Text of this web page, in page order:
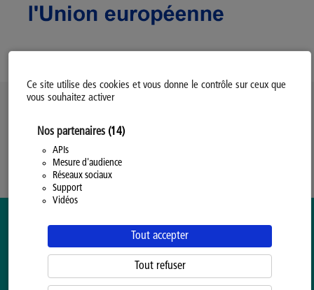
Ce site utilise des cookies et vous donne le contrôle sur ceux que
vous souhaitez activer
Nos partenaires (14)
APIs
Mesure d'audience
Réseaux sociaux
Support
Vidéos
Tout accepter
Tout refuser
Modifiez votre consentement
Politique Générale de Confidentialité